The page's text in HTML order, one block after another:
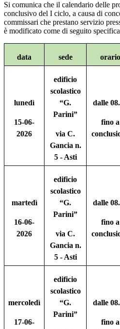
Si comunica che il calendario delle
conclusivo del I ciclo, a causa di
commissari che prestano servizio
è modificato come di seguito
data sede orario
lunedì
15-06-
2026
edificio
scolastico
“G.
Parini”
via C.
Gancia n.
5 - Asti
dalle
fino a
martedì
16-06-
2026
edificio
scolastico
“G.
Parini”
via C.
Gancia n.
5 - Asti
dalle
fino a
mercoledì
17-06-
edificio
scolastico
“G.
Parini”
dalle
fino a